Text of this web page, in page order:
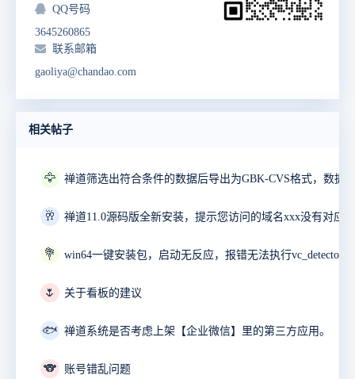
QQ号码
3645260865
联系邮箱
gaoliya@chandao.com
相关帖子
🦅
🥂 禅道11.0源码版全新安装，提示您访问的域名xxx没有对应
💐
🌷 关于看板的建议
🐟 禅道系统是否考虑上架【企业微信】里的第三方应用。
🐨 账号错乱问题